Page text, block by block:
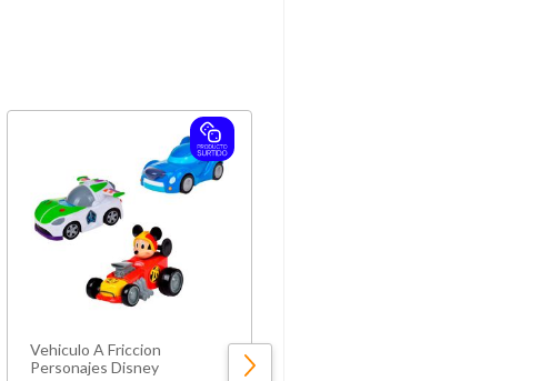
Vehiculo A Friccion
Personajes Disney